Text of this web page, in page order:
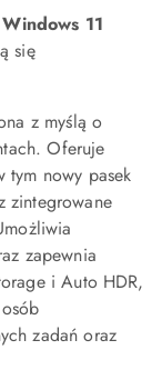
Windows 11
się
z myślą o
Oferuje
tym nowy pasek
zintegrowane
zapewnia
i Auto HDR,
zadań oraz